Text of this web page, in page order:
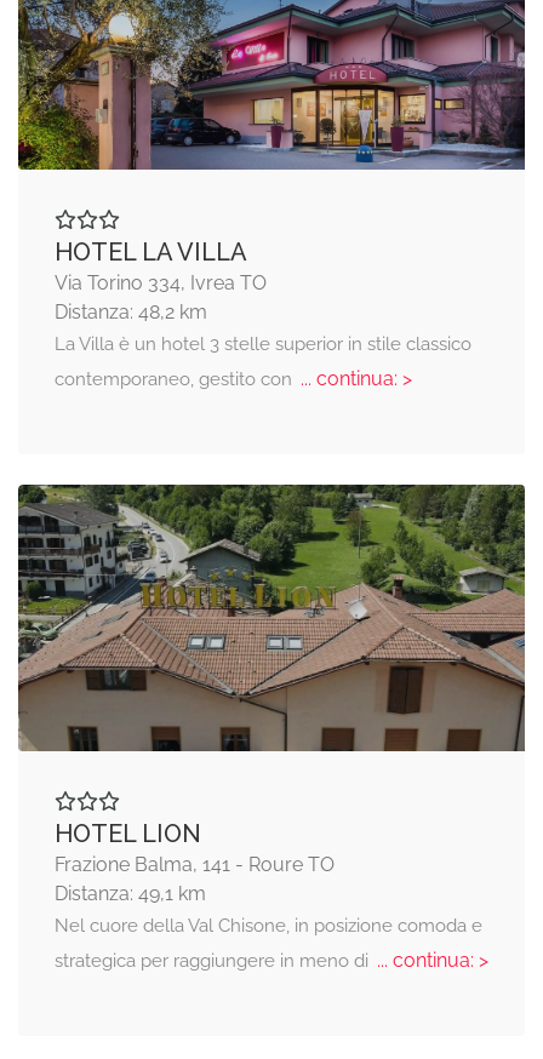
HOTEL LA VILLA
Via Torino 334, Ivrea TO
Distanza: 48,2 km
La Villa è un hotel 3 stelle superior in stile classico
contemporaneo, gestito con ... continua: >
HOTEL LION
Frazione Balma, 141 - Roure TO
Distanza: 49,1 km
Nel cuore della Val Chisone, in posizione comoda e
strategica per raggiungere in meno di ... continua: >